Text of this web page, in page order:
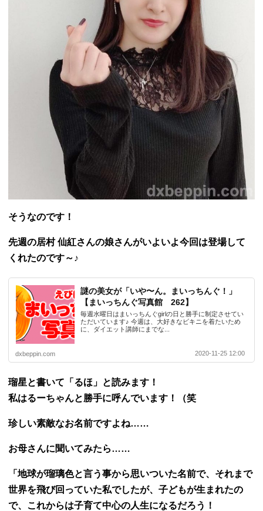
そうなのです！
先週の居村 仙紅さんの娘さんがいよいよ今回は登場して
くれたのです～♪
謎の美女が「いや〜ん。まいっちんぐ！」
【まいっちんぐ写真館 262】
毎週水曜日はまいっちんぐgirlの日と勝手に制定させてい
ただいています♪ 今週は、大好きなビキニを着たいため
に、ダイエット講師にまでな...
dxbeppin.com 2020-11-25 12:00
瑠星と書いて「るほ」と読みます！
私はるーちゃんと勝手に呼んでいます！（笑
珍しい素敵なお名前ですよね……
お母さんに聞いてみたら……
「地球が瑠璃色と言う事から思いついた名前で、 それまで
世界を飛び回っていた私でしたが、子どもが生まれたの
で、これからは子育て中心の人生になるだろう！